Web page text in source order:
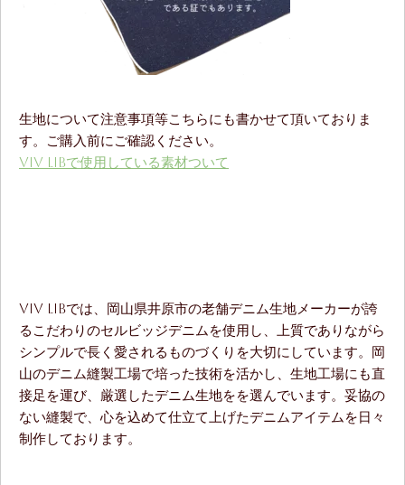
生地について注意事項等こちらにも書かせて頂いておりま
す。ご購入前にご確認ください。
ViV LiBで使用している素材ついて
ViV LiBでは、岡山県井原市の老舗デニム生地メーカーが誇
るこだわりのセルビッジデニムを使用し、上質でありながら
シンプルで長く愛されるものづくりを大切にしています。岡
山のデニム縫製工場で培った技術を活かし、生地工場にも直
接足を運び、厳選したデニム生地をを選んでいます。妥協の
ない縫製で、心を込めて仕立て上げたデニムアイテムを日々
制作しております。